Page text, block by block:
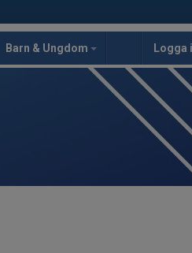
Barn & Ungdom Logga